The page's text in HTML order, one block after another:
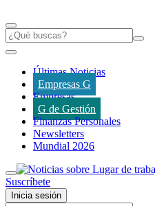
Últimas Noticias
Empresas G
Empresas
G de Gestión
Finanzas Personales
Newsletters
Mundial 2026
Suscríbete
Inicia sesión